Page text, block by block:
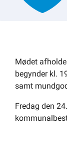
Mødet
begynder kl.
samt
Fredag den